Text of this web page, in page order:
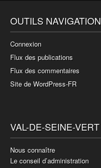
OUTILS NAVIGATION
Connexion
Flux des publications
Flux des commentaires
Site de WordPress-FR
VAL-DE-SEINE-VERT
Nous connaître
Le conseil d’administration